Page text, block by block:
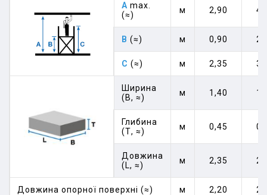
A max.
(≈)
м 2,90
B (≈) м 0,90
C (≈) м 2,35
Ширина
(В, ≈)
м 1,40
Глибина
(Т, ≈)
м 0,45
Довжина
(L, ≈)
м 2,35
Довжина опорної поверхні (≈) м 2,20